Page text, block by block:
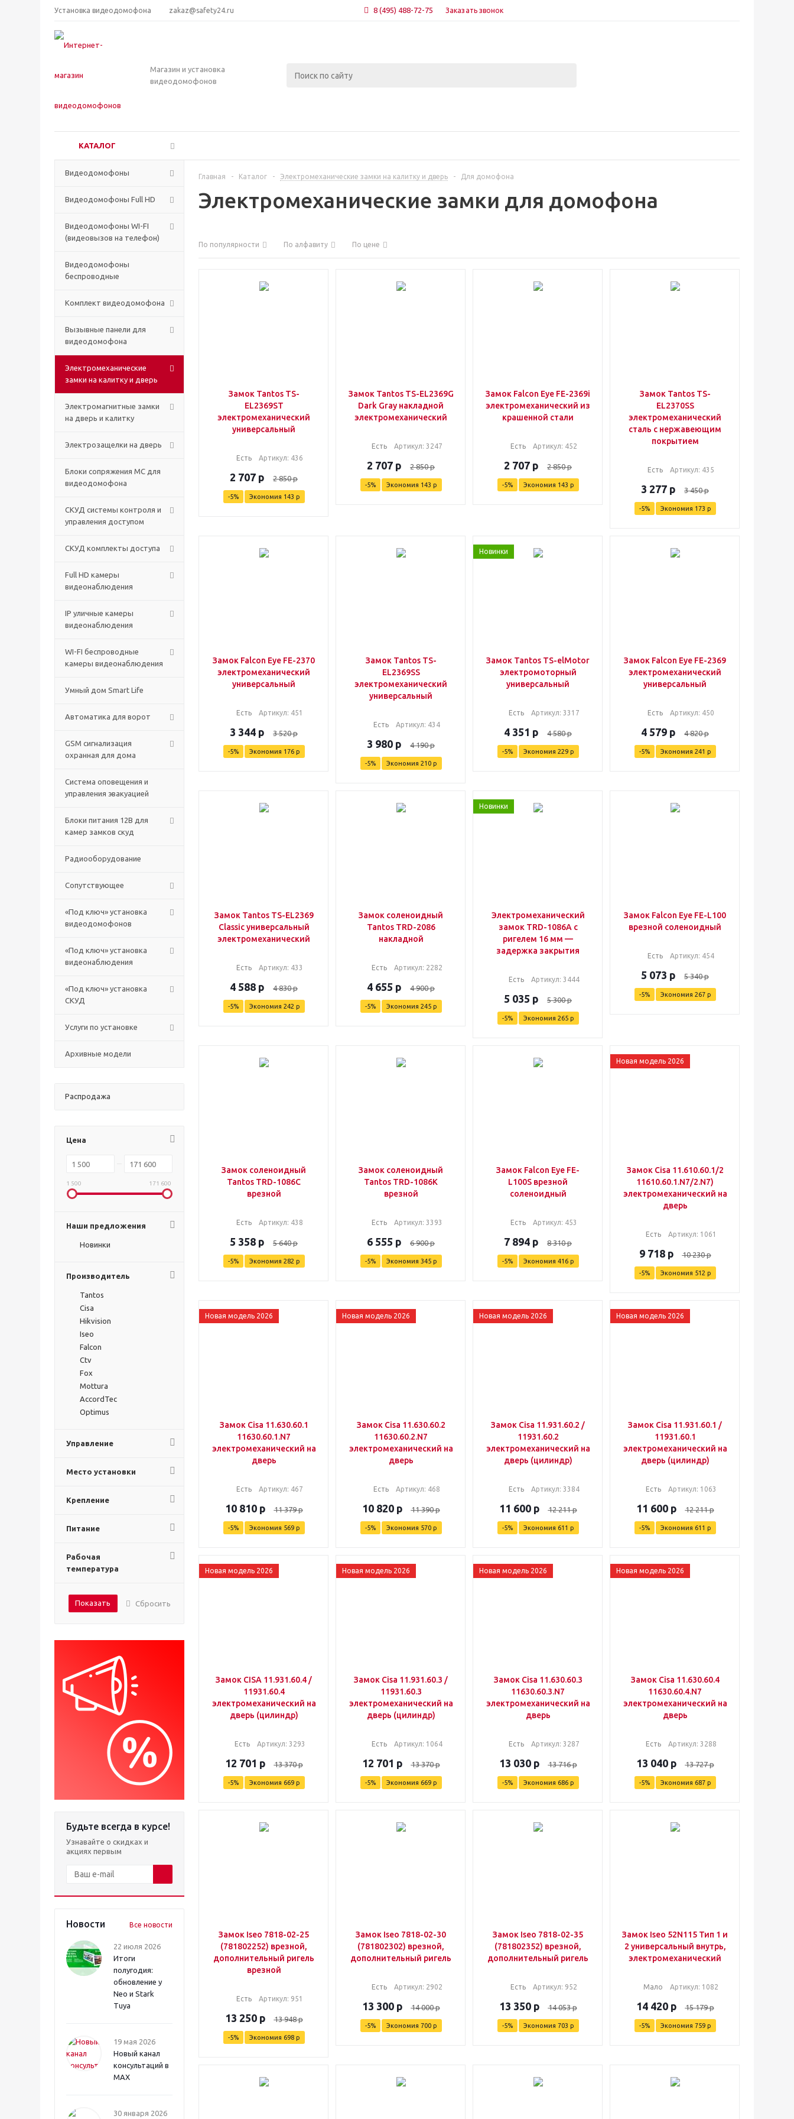
Установка видеодомофона zakaz@safety24.ru 8 (495) 488-72-75 Заказать звонок
Магазин и установка
видеодомофонов
КАТАЛОГ
Видеодомофоны
Видеодомофоны Full HD
Видеодомофоны WI-FI
(видеовызов на телефон)
Видеодомофоны
беспроводные
Комплект видеодомофона
Вызывные панели для
видеодомофона
Электромеханические
замки на калитку и дверь
Электромагнитные замки
на дверь и калитку
Электрозащелки на дверь
Блоки сопряжения МС для
видеодомофона
СКУД системы контроля и
управления доступом
СКУД комплекты доступа
Full HD камеры
видеонаблюдения
IP уличные камеры
видеонаблюдения
WI-FI беспроводные
камеры видеонаблюдения
Умный дом Smart Life
Автоматика для ворот
GSM сигнализация
охранная для дома
Cистема оповещения и
управления эвакуацией
Блоки питания 12В для
камер замков скуд
Радиооборудование
Сопутствующее
«Под ключ» установка
видеодомофонов
«Под ключ» установка
видеонаблюдения
«Под ключ» установка
СКУД
Услуги по установке
Архивные модели
Распродажа
Цена
1 500 171 600
Наши предложения
Новинки
Производитель
Tantos
Cisa
Hikvision
Iseo
Falcon
Ctv
Fox
Mottura
AccordTec
Optimus
Управление
Место установки
Крепление
Питание
Рабочая
температура
Показать Сбросить
Будьте всегда в курсе!
Узнавайте о скидках и
акциях первым
Новости Все новости
22 июля 2026
Итоги
полугодия:
обновление у
Neo и Stark
Tuya
19 мая 2026
Новый канал
консультаций в
MAX
30 января 2026
Главная - Каталог - Электромеханические замки на калитку и дверь - Для домофона
Электромеханические замки для домофона
По популярности По алфавиту По цене
Замок Tantos TS-
EL2369ST
электромеханический
универсальный
Есть Артикул: 436
2 707 р 2 850р
-5% Экономия 143 р
Замок Tantos TS-EL2369G
Dark Gray накладной
электромеханический
Есть Артикул: 3247
2 707 р 2 850р
-5% Экономия 143 р
Замок Falcon Eye FE-2369i
электромеханический из
крашенной стали
Есть Артикул: 452
2 707 р 2 850р
-5% Экономия 143 р
Замок Tantos TS-
EL2370SS
электромеханический
сталь с нержавеющим
покрытием
Есть Артикул: 435
3 277 р 3 450р
-5% Экономия 173 р
Замок Falcon Eye FE-2370
электромеханический
универсальный
Есть Артикул: 451
3 344 р 3 520р
-5% Экономия 176р
Замок Tantos TS-
EL2369SS
электромеханический
универсальный
Есть Артикул: 434
3 980 р 4 190р
-5% Экономия 210р
Новинки
Замок Tantos TS-elMotor
электромоторный
универсальный
Есть Артикул: 3317
4 351 р 4 580р
-5% Экономия 229р
Замок Falcon Eye FE-2369
электромеханический
универсальный
Есть Артикул: 450
4 579 р 4 820р
-5% Экономия 241 р
Замок Tantos TS-EL2369
Classic универсальный
электромеханический
Есть Артикул: 433
4 588 р 4 830р
-5% Экономия 242 р
Замок соленоидный
Tantos TRD-2086
накладной
Есть Артикул: 2282
4 655 р 4 900р
-5% Экономия 245р
Новинки
Электромеханический
замок TRD-1086A с
ригелем 16 мм —
задержка закрытия
Есть Артикул: 3444
5 035 р 5 300р
-5% Экономия 265р
Замок Falcon Eye FE-L100
врезной соленоидный
Есть Артикул: 454
5 073 р 5 340р
-5% Экономия 267р
Замок соленоидный
Tantos TRD-1086C
врезной
Есть Артикул: 438
5 358 р 5 640р
-5% Экономия 282 р
Замок соленоидный
Tantos TRD-1086K
врезной
Есть Артикул: 3393
6 555 р 6 900р
-5% Экономия 345р
Замок Falcon Eye FE-
L100S врезной
соленоидный
Есть Артикул: 453
7 894 р 8 310р
-5% Экономия 416р
Новая модель 2026
Замок Cisa 11.610.60.1/2
11610.60.1.N7/2.N7)
электромеханический на
дверь
Есть Артикул: 1061
9 718р 10 230р
-5% Экономия 512 р
Новая модель 2026
Замок Cisa 11.630.60.1
11630.60.1.N7
электромеханический на
дверь
Есть Артикул: 467
10 810р 11 379р
-5% Экономия 569р
Новая модель 2026
Замок Cisa 11.630.60.2
11630.60.2.N7
электромеханический на
дверь
Есть Артикул: 468
10 820р 11 390р
-5% Экономия 570р
Новая модель 2026
Замок Cisa 11.931.60.2 /
11931.60.2
электромеханический на
дверь (цилиндр)
Есть Артикул: 3384
11 600р 12 211р
-5% Экономия 611 р
Новая модель 2026
Замок Cisa 11.931.60.1 /
11931.60.1
электромеханический на
дверь (цилиндр)
Есть Артикул: 1063
11 600р 12 211р
-5% Экономия 611 р
Новая модель 2026
Замок CISA 11.931.60.4 /
11931.60.4
электромеханический на
дверь (цилиндр)
Есть Артикул: 3293
12 701 р 13 370р
-5% Экономия 669р
Новая модель 2026
Замок Cisa 11.931.60.3 /
11931.60.3
электромеханический на
дверь (цилиндр)
Есть Артикул: 1064
12 701 р 13 370р
-5% Экономия 669р
Новая модель 2026
Замок Cisa 11.630.60.3
11630.60.3.N7
электромеханический на
дверь
Есть Артикул: 3287
13 030р 13 716р
-5% Экономия 686р
Новая модель 2026
Замок Cisa 11.630.60.4
11630.60.4.N7
электромеханический на
дверь
Есть Артикул: 3288
13 040р 13 727р
-5% Экономия 687р
Замок Iseo 7818-02-25
(781802252) врезной,
дополнительный ригель
врезной
Есть Артикул: 951
13 250р 13 948р
-5% Экономия 698р
Замок Iseo 7818-02-30
(781802302) врезной,
дополнительный ригель
Есть Артикул: 2902
13 300р 14 000р
-5% Экономия 700р
Замок Iseo 7818-02-35
(781802352) врезной,
дополнительный ригель
Есть Артикул: 952
13 350р 14 053р
-5% Экономия 703 р
Замок Iseo 52N115 Тип 1 и
2 универсальный внутрь,
электромеханический
Мало Артикул: 1082
14 420р 15 179р
-5% Экономия 759р